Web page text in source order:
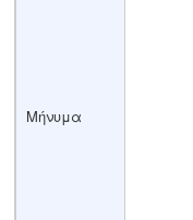
Μήνυμα